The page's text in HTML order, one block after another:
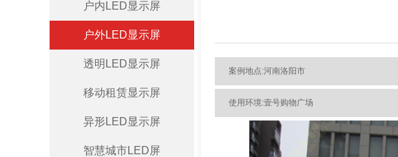
户内LED显示屏
户外LED显示屏
透明LED显示屏
移动租赁显示屏
异形LED显示屏
智慧城市LED屏
案例地点:河南洛阳市
使用环境:壹号购物广场